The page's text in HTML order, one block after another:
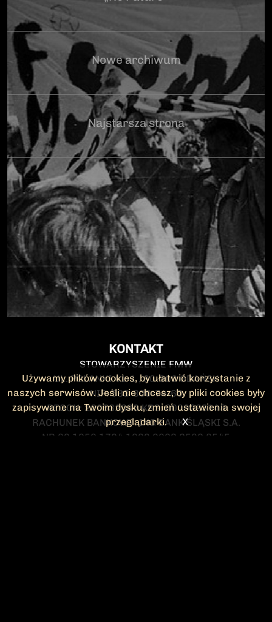
Nowe archiwum
Najstarsza strona
KONTAKT
STOWARZYSZENIE FMW
UL. POLANKI 41-1 , 80-308 GDAŃSK
NIP: 583-300-74-60
REGON: 220532063 KRS: 0000295148
RACHUNEK BANKOWY: ING BANK ŚLĄSKI S.A.
NR 90 1050 1764 1000 0023 2582 8545
Używamy plików cookies, by ułatwić korzystanie z
naszych serwisów. Jeśli nie chcesz, by pliki cookies były
zapisywane na Twoim dysku, zmień ustawienia swojej
przeglądarki.
X